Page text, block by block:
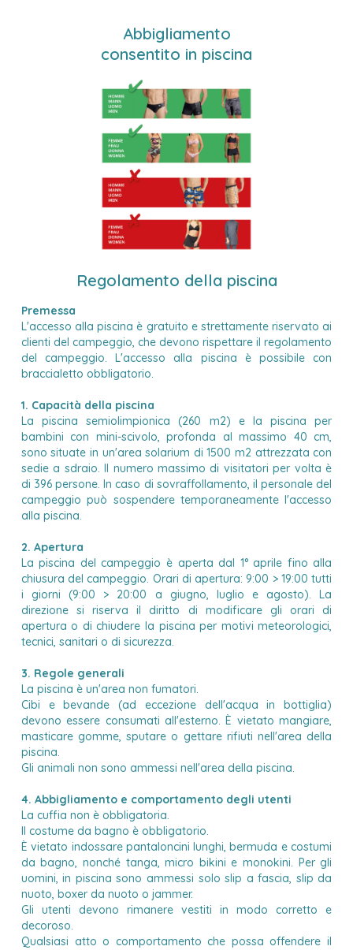
Abbigliamento
consentito in piscina
Regolamento della piscina
Premessa
L'accesso alla piscina è gratuito e strettamente riservato ai
clienti del campeggio, che devono rispettare il regolamento
del campeggio. L'accesso alla piscina è possibile con
braccialetto obbligatorio.
1. Capacità della piscina
La piscina semiolimpionica (260 m2) e la piscina per
bambini con mini-scivolo, profonda al massimo 40 cm,
sono situate in un'area solarium di 1500 m2 attrezzata con
sedie a sdraio. Il numero massimo di visitatori per volta è
di 396 persone. In caso di sovraffollamento, il personale del
campeggio può sospendere temporaneamente l'accesso
alla piscina.
2. Apertura
La piscina del campeggio è aperta dal 1° aprile fino alla
chiusura del campeggio. Orari di apertura: 9:00 > 19:00 tutti
i giorni (9:00 > 20:00 a giugno, luglio e agosto). La
direzione si riserva il diritto di modificare gli orari di
apertura o di chiudere la piscina per motivi meteorologici,
tecnici, sanitari o di sicurezza.
3. Regole generali
La piscina è un'area non fumatori.
Cibi e bevande (ad eccezione dell'acqua in bottiglia)
devono essere consumati all'esterno. È vietato mangiare,
masticare gomme, sputare o gettare rifiuti nell'area della
piscina.
Gli animali non sono ammessi nell'area della piscina.
4. Abbigliamento e comportamento degli utenti
La cuffia non è obbligatoria.
Il costume da bagno è obbligatorio.
È vietato indossare pantaloncini lunghi, bermuda e costumi
da bagno, nonché tanga, micro bikini e monokini. Per gli
uomini, in piscina sono ammessi solo slip a fascia, slip da
nuoto, boxer da nuoto o jammer.
Gli utenti devono rimanere vestiti in modo corretto e
decoroso.
Qualsiasi atto o comportamento che possa offendere il